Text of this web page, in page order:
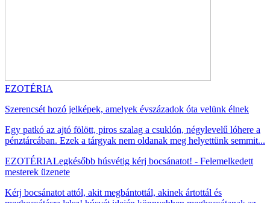
EZOTÉRIA
Szerencsét hozó jelképek, amelyek évszázadok óta velünk élnek
Egy patkó az ajtó fölött, piros szalag a csuklón, négylevelű lóhere a
pénztárcában. Ezek a tárgyak nem oldanak meg helyettünk semmit...
EZOTÉRIALegkésőbb húsvétig kérj bocsánatot! - Felemelkedett
mesterek üzenete
Kérj bocsánatot attól, akit megbántottál, akinek ártottál és